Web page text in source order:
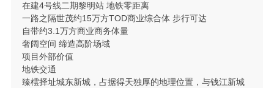
在建4号线二期黎明站 地铁零距离
一路之隔世茂约15万方TOD商业综合体 步行可达
自带约3.1万方商业商务体量
奢阔空间 缔造高阶场域
项目外部价值
地铁交通
臻橒择址城东新城，占据得天独厚的地理位置，与钱江新城